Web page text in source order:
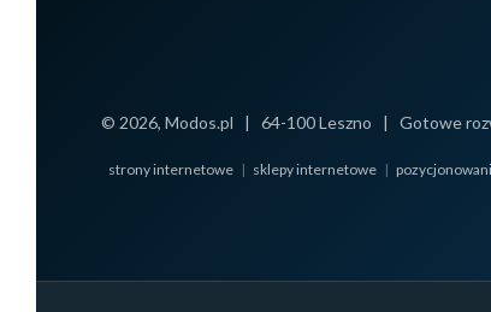
© 2026, Modos.pl | 64-100 Leszno | Gotowe
strony internetowe | sklepy internetowe |